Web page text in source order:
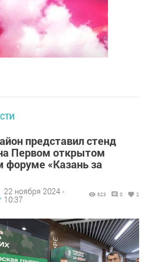
представил стенд
Первом открытом
форуме «Казань за
22 ноября 2024 -
10:37
623 0 2